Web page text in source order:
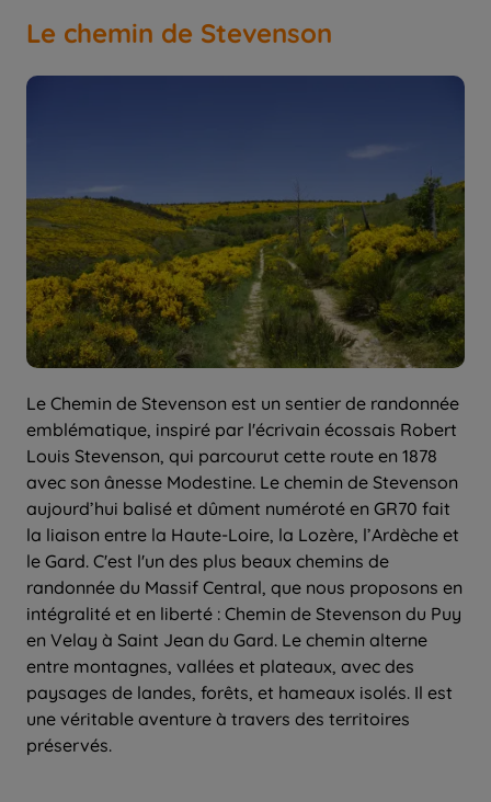
Le chemin de Stevenson
Le Chemin de Stevenson est un sentier de randonnée
emblématique, inspiré par l'écrivain écossais Robert
Louis Stevenson, qui parcourut cette route en 1878
avec son ânesse Modestine. Le chemin de Stevenson
aujourd’hui balisé et dûment numéroté en GR70 fait
la liaison entre la Haute-Loire, la Lozère, l’Ardèche et
le Gard. C'est l'un des plus beaux chemins de
randonnée du Massif Central, que nous proposons en
intégralité et en liberté : Chemin de Stevenson du Puy
en Velay à Saint Jean du Gard. Le chemin alterne
entre montagnes, vallées et plateaux, avec des
paysages de landes, forêts, et hameaux isolés. Il est
une véritable aventure à travers des territoires
préservés.